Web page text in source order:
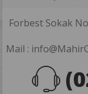
Forbest Sokak
Mail :